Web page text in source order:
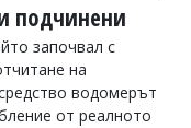
подчинени
започвал с
на
водомерът
от реалното